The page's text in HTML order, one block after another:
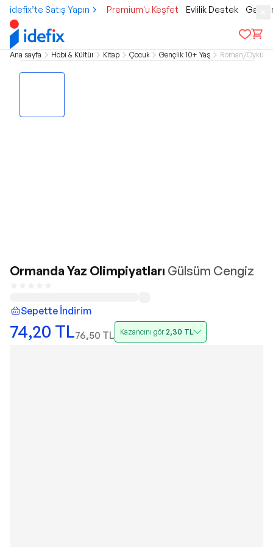
idefix’te Satış Yapın Premium'u Keşfet Evlilik Destek
Ana sayfa Hobi & Kültür Kitap Çocuk Gençlik 10+ Yaş Roman/Öykü
Ormanda Yaz Olimpiyatları Gülsüm Cengiz
Sepette İndirim
74,20 TL76,50 TL Kazancını gör2,30 TL